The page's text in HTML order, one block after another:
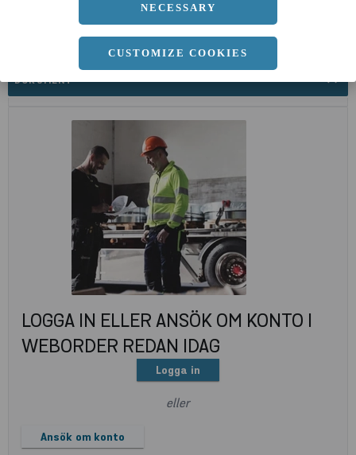
NECESSARY
CUSTOMIZE COOKIES
DOKUMENT expand_less
LOGGA IN ELLER ANSÖK OM KONTO I
WEBORDER REDAN IDAG
Logga in
eller
Ansök om konto